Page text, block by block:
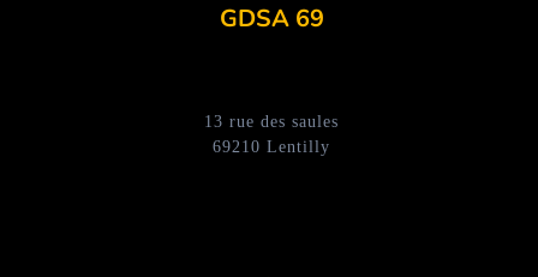
GDSA 69
13 rue des saules
69210 Lentilly